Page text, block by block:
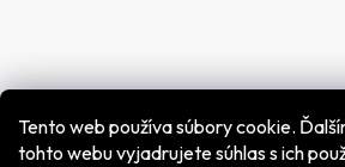
Tento web používa súbory cookie.
tohto webu vyjadrujete súhlas s ich